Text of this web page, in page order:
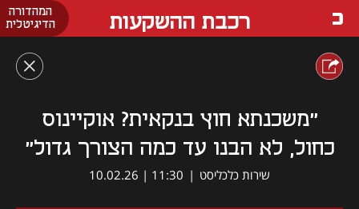
המהדורה
הדיגיטלית
רכבת ההשקעות
"משכנתא חוץ בנקאית? אוקיינוס
כחול, לא הבנו עד כמה הצורך גדול"
שירות כלכליסט |
11:30 | 10.02.26